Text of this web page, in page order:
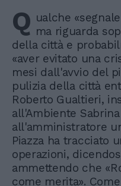
Q ualche
ma riguarda
della città e
«aver evitato una
mesi dall'avvio del
pulizia della città
Roberto Gualtieri,
all'Ambiente
all'amministratore
Piazza ha tracciato
operazioni,
ammettendo che
come merita».